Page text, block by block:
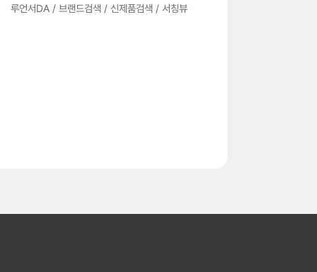
루언서DA / 브랜드검색 / 신제품검색 / 서칭뷰